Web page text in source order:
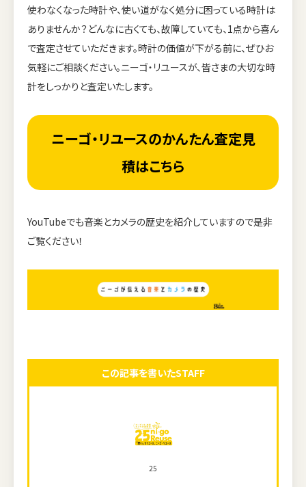
使わなくなった時計や、使い道がなく処分に困っている時計は
ありませんか？どんなに古くても、故障していても、1点から喜ん
で査定させていただきます。時計の価値が下がる前に、ぜひお
気軽にご相談ください。ニーゴ・リユースが、皆さまの大切な時
計をしっかりと査定いたします。
ニーゴ・リユースのかんたん査定見
積はこちら
YouTubeでも音楽とカメラの歴史を紹介していますので是非
ご覧ください！
この記事を書いたSTAFF
25